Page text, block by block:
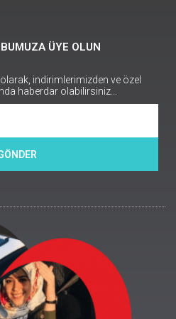
ÜYE OLUN
indirimlerimizden ve özel
haberdar olabilirsiniz…